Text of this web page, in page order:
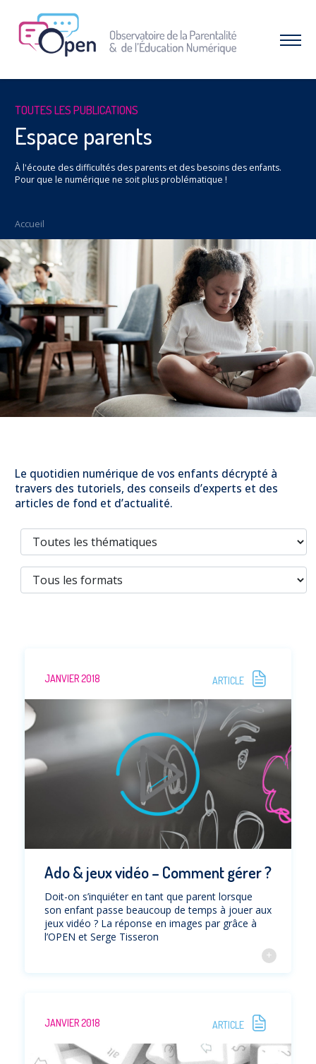
Afficher
le
À PROPOS DE L’OPEN
Qui sommes-nous ?
Nos combats et réussites
RESSOURCES
INTERVENTIONS & FORMATIONS
CAMPAGNES & OPÉRATIONS
SNAP – Sexualité, Numérique, Adolescence &
Prévention
NUAJE : NUmérique et Appropriation par la Jeunesse
Parents Sentinelles des écrans
Pari Risqué : Prévenir l’addiction aux jeux d’argent en
ligne
TOUTES LES PUBLICATIONS
Espace parents
À l'écoute des difficultés des parents et des besoins des enfants.
Pour que le numérique ne soit plus problématique !
Accueil
Le quotidien numérique de vos enfants décrypté à
travers des tutoriels, des conseils d’experts et des
articles de fond et d’actualité.
JANVIER 2018 ARTICLE
Ado & jeux vidéo – Comment gérer ?
Doit-on s’inquiéter en tant que parent lorsque
son enfant passe beaucoup de temps à jouer aux
jeux vidéo ? La réponse en images par grâce à
l’OPEN et Serge Tisseron
JANVIER 2018 ARTICLE